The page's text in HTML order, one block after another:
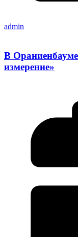
admin
В
измерение»